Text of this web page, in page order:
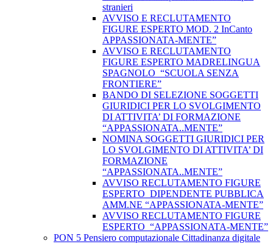
stranieri
AVVISO E RECLUTAMENTO
FIGURE ESPERTO MOD. 2 InCanto
APPASSIONATA-MENTE”
AVVISO E RECLUTAMENTO
FIGURE ESPERTO MADRELINGUA
SPAGNOLO “SCUOLA SENZA
FRONTIERE”
BANDO DI SELEZIONE SOGGETTI
GIURIDICI PER LO SVOLGIMENTO
DI ATTIVITA’ DI FORMAZIONE
“APPASSIONATA..MENTE”
NOMINA SOGGETTI GIURIDICI PER
LO SVOLGIMENTO DI ATTIVITA’ DI
FORMAZIONE
“APPASSIONATA..MENTE”
AVVISO RECLUTAMENTO FIGURE
ESPERTO DIPENDENTE PUBBLICA
AMM.NE “APPASSIONATA-MENTE”
AVVISO RECLUTAMENTO FIGURE
ESPERTO “APPASSIONATA-MENTE”
PON 5 Pensiero computazionale Cittadinanza digitale